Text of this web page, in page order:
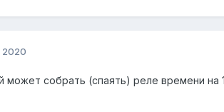
2020
собрать (спаять) реле времени на